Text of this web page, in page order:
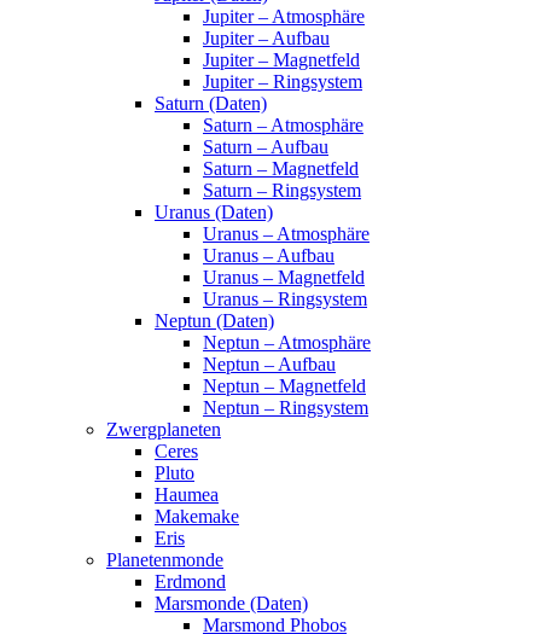
Jupiter – Atmosphäre
Jupiter – Aufbau
Jupiter – Magnetfeld
Jupiter – Ringsystem
Saturn (Daten)
Saturn – Atmosphäre
Saturn – Aufbau
Saturn – Magnetfeld
Saturn – Ringsystem
Uranus (Daten)
Uranus – Atmosphäre
Uranus – Aufbau
Uranus – Magnetfeld
Uranus – Ringsystem
Neptun (Daten)
Neptun – Atmosphäre
Neptun – Aufbau
Neptun – Magnetfeld
Neptun – Ringsystem
Zwergplaneten
Ceres
Pluto
Haumea
Makemake
Eris
Planetenmonde
Erdmond
Marsmonde (Daten)
Marsmond Phobos